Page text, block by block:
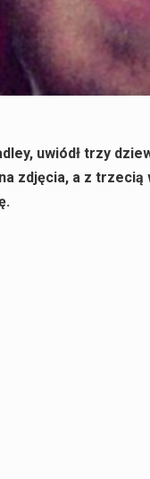
uwiódł trzy
zdjęcia, a z